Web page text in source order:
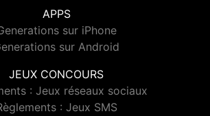
APPS
sur iPhone
sur Android
JEUX CONCOURS
: Jeux réseaux sociaux
: Jeux SMS